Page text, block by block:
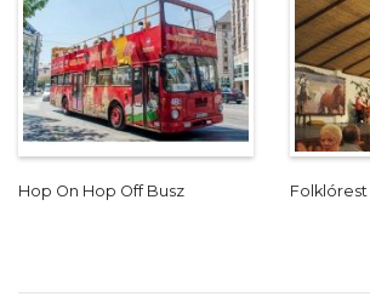
Hop On Hop Off Busz Folklórest